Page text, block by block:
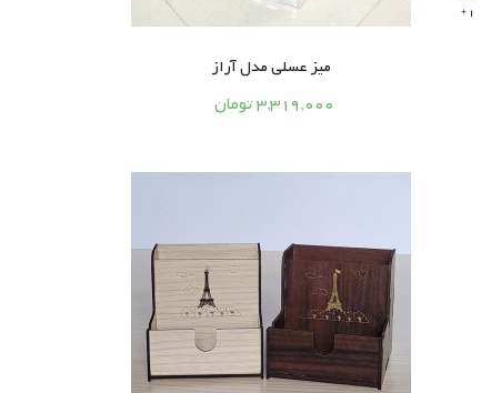
1

میز عسلی مدل آراز


3,319,000 تومان